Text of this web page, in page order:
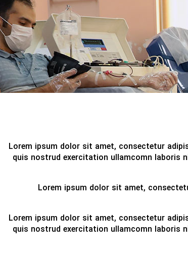
Lorem ipsum dolor sit amet, consectetur
quis nostrud exercitation ullamcomn laboris
Lorem ipsum dolor sit amet,
Lorem ipsum dolor sit amet, consectetur
quis nostrud exercitation ullamcomn laboris